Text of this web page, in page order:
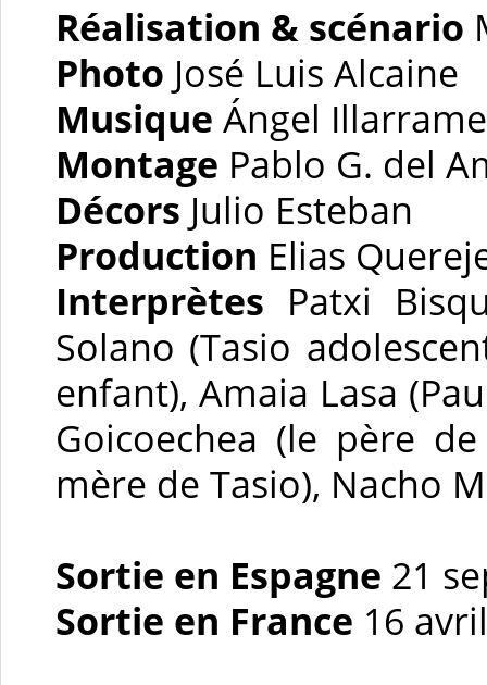
Réalisation & scénario
Photo José Luis Alcaine
Musique Ángel
Montage Pablo G. del
Décors Julio Esteban
Production Elias
Interprètes Patxi
Solano (Tasio
enfant), Amaia Lasa
Goicoechea (le père
mère de Tasio), Nacho
Sortie en Espagne 21
Sortie en France 16